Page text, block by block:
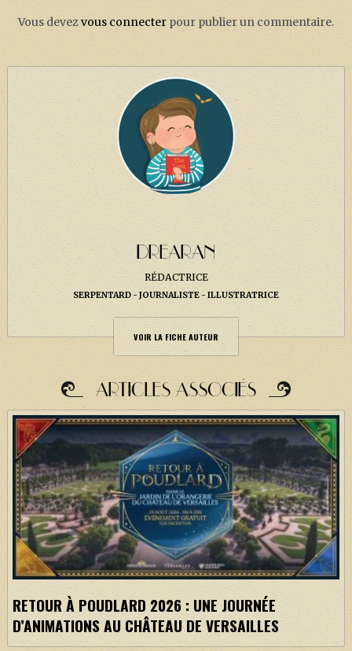
Vous devezvous connecter pour publier un commentaire.
DREARAN
RÉDACTRICE
SERPENTARD JOURNALISTE ILLUSTRATRICE
VOIR LA FICHE AUTEUR
ARTICLES ASSOCIÉS
RETOUR À POUDLARD 2026 : UNE JOURNÉE
D’ANIMATIONS AU CHÂTEAU DE VERSAILLES